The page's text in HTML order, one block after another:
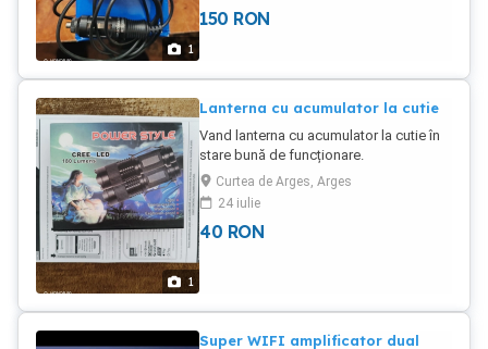
1
150 RON
1
Lanterna cu acumulator la cutie
Vand lanterna cu acumulator la cutie în
stare bună de funcționare.
Curtea de Arges, Arges
24 iulie
40 RON
Super WIFI amplificator dual